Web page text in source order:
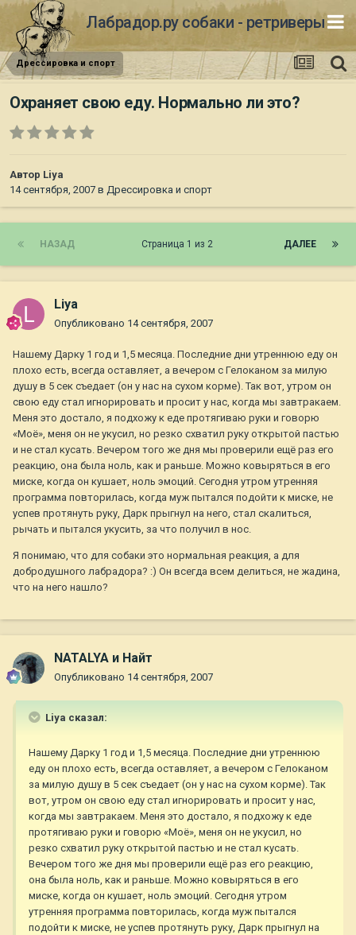
Лабрадор.ру собаки - ретриверы
Дрессировка и спорт
Охраняет свою еду. Нормально ли это?
Автор Liya
14 сентября, 2007 в Дрессировка и спорт
НАЗАД ДАЛЕЕ
Страница 1 из 2
Liya
Опубликовано 14 сентября, 2007
Нашему Дарку 1 год и 1,5 месяца. Последние дни утреннюю еду он
плохо есть, всегда оставляет, а вечером с Гелоканом за милую
душу в 5 сек съедает (он у нас на сухом корме). Так вот, утром он
свою еду стал игнорировать и просит у нас, когда мы завтракаем.
Меня это достало, я подхожу к еде протягиваю руки и говорю
«Моё», меня он не укусил, но резко схватил руку открытой пастью
и не стал кусать. Вечером того же дня мы проверили ещё раз его
реакцию, она была ноль, как и раньше. Можно ковыряться в его
миске, когда он кушает, ноль эмоций. Сегодня утром утренняя
программа повторилась, когда муж пытался подойти к миске, не
успев протянуть руку, Дарк прыгнул на него, стал скалиться,
рычать и пытался укусить, за что получил в нос.
Я понимаю, что для собаки это нормальная реакция, а для
добродушного лабрадора? :) Он всегда всем делиться, не жадина,
что на него нашло?
NATALYA и Найт
Опубликовано 14 сентября, 2007
Liya сказал:
Нашему Дарку 1 год и 1,5 месяца. Последние дни утреннюю
еду он плохо есть, всегда оставляет, а вечером с Гелоканом
за милую душу в 5 сек съедает (он у нас на сухом корме). Так
вот, утром он свою еду стал игнорировать и просит у нас,
когда мы завтракаем. Меня это достало, я подхожу к еде
протягиваю руки и говорю «Моё», меня он не укусил, но
резко схватил руку открытой пастью и не стал кусать.
Вечером того же дня мы проверили ещё раз его реакцию,
она была ноль, как и раньше. Можно ковыряться в его
миске, когда он кушает, ноль эмоций. Сегодня утром
утренняя программа повторилась, когда муж пытался
подойти к миске, не успев протянуть руку, Дарк прыгнул на